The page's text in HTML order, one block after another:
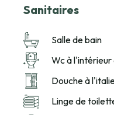
Sanitaires
Salle de bain
Wc à
Douche à
Linge de